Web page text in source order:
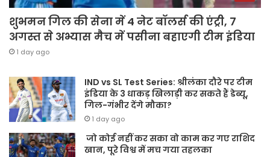
शुभमन गिल की सेना में 4 नेट बॉलर्स की एंट्री, 7
अगस्त से अभ्यास मैच में पसीना बहाएगी टीम इंडिया
1 day ago
IND vs SL Test Series: श्रीलंका दौरे पर टीम
इंडिया के 3 धाकड़ खिलाड़ी कर सकते हैं डेब्यू,
गिल-गंभीर देंगे मौका?
1 day ago
जो कोई नहीं कर सका वो काम कर गए राशिद
खान, पूरे विश्व में मच गया तहलका